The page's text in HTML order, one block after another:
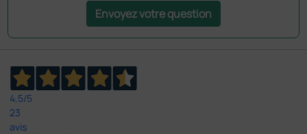
Envoyez votre question
4,5/5
23
avis